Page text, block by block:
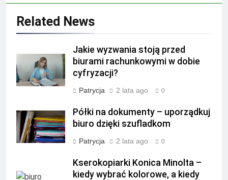
Related News
Jakie wyzwania stoją przed
biurami rachunkowymi w dobie
cyfryzacji?
Patrycja 2 lata ago 0
Półki na dokumenty – uporządkuj
biuro dzięki szufladkom
Patrycja 2 lata ago 0
Kserokopiarki Konica Minolta –
kiedy wybrać kolorowe, a kiedy